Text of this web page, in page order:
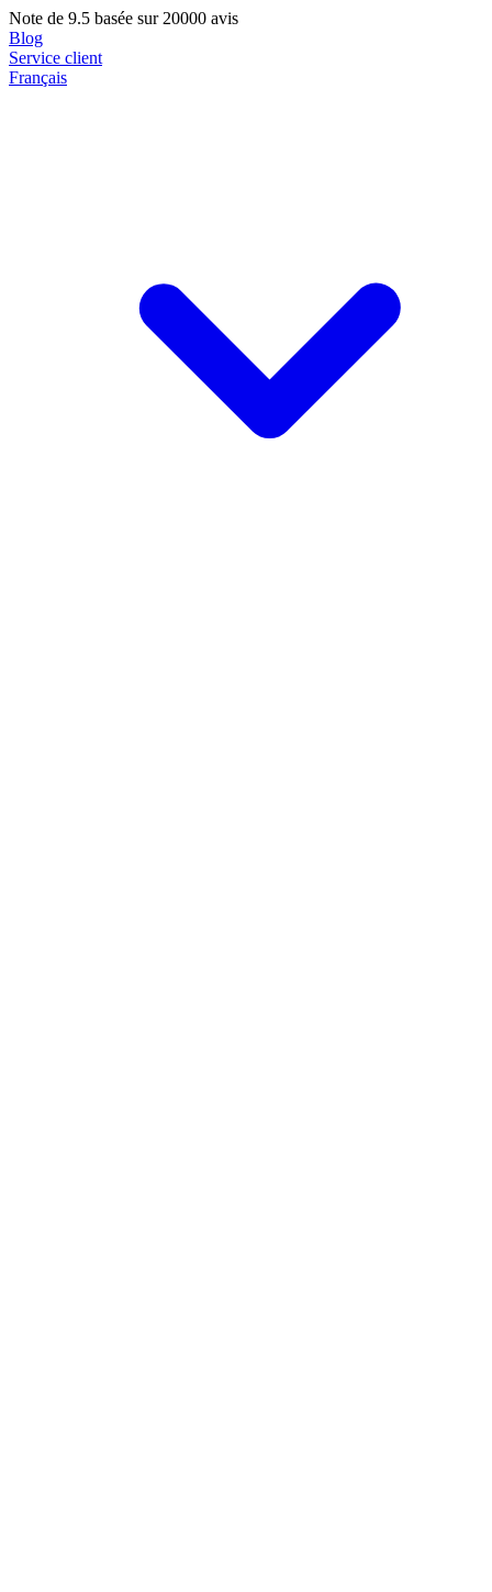
Note de 9.5 basée sur 20000 avis
Blog
Service client
Français